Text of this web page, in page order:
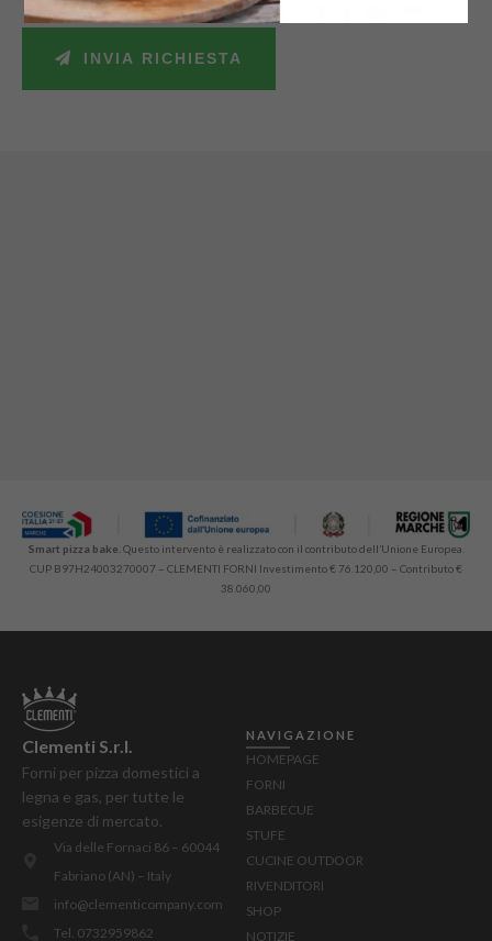
INVIA RICHIESTA
Smart pizza bake. Questo intervento è realizzato con il contributo dell’Unione Europea.
CUP B97H24003270007 – CLEMENTI FORNI Investimento € 76.120,00 – Contributo €
38.060,00
Clementi S.r.l.
Forni per pizza domestici a
legna e gas, per tutte le
esigenze di mercato.
Via delle Fornaci 86 – 60044
Fabriano (AN) – Italy
info@clementicompany.com
Tel. 0732959862
NAVIGAZIONE
HOMEPAGE
FORNI
BARBECUE
STUFE
CUCINE OUTDOOR
RIVENDITORI
SHOP
NOTIZIE